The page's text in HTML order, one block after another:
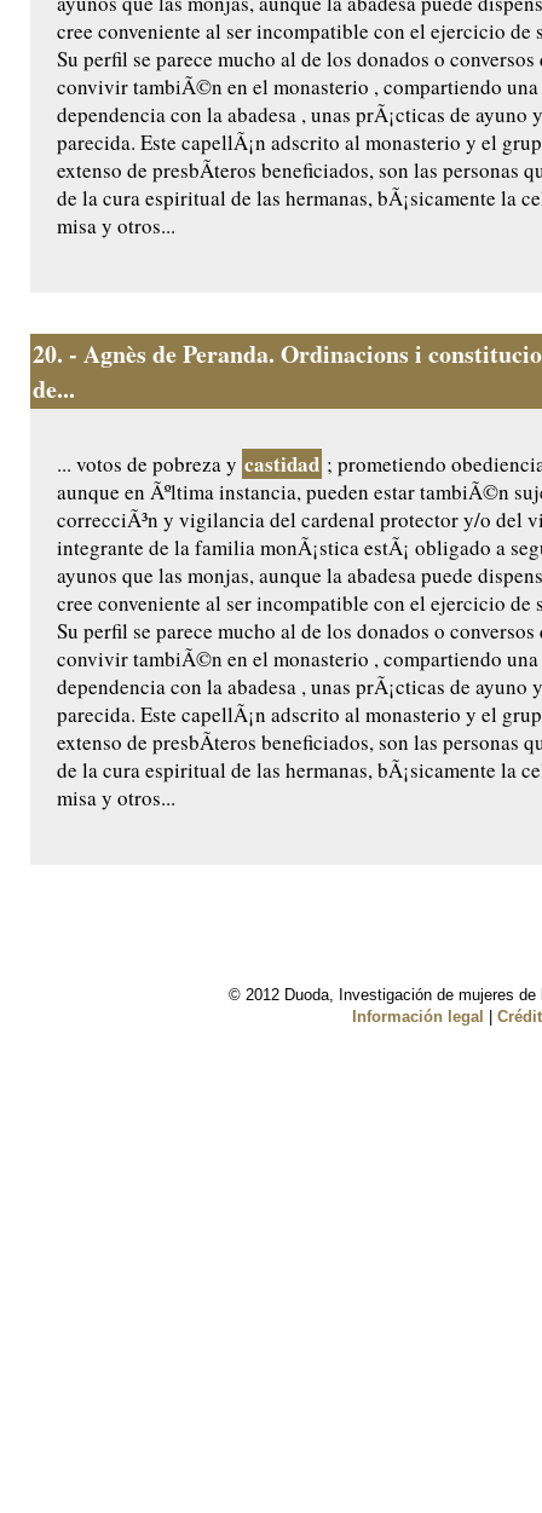
cree conveniente al ser incompatible con el ejercicio de
Su perfil se parece mucho al de los donados o conversos
convivir tambiÃ©n en el monasterio , compartiendo
dependencia con la abadesa , unas prÃ¡cticas de ayuno
parecida. Este capellÃ¡n adscrito al monasterio y el
extenso de presbÃ­teros beneficiados, son las personas
de la cura espiritual de las hermanas, bÃ¡sicamente la
misa y otros...
20. - Agnès de Peranda. Ordinacions i
de...
... votos de pobreza y castidad ; prometiendo
aunque en Ãºltima instancia, pueden estar tambiÃ©n
correcciÃ³n y vigilancia del cardenal protector y/o del
integrante de la familia monÃ¡stica estÃ¡ obligado a
ayunos que las monjas, aunque la abadesa puede
cree conveniente al ser incompatible con el ejercicio de
Su perfil se parece mucho al de los donados o conversos
convivir tambiÃ©n en el monasterio , compartiendo
dependencia con la abadesa , unas prÃ¡cticas de ayuno
parecida. Este capellÃ¡n adscrito al monasterio y el
extenso de presbÃ­teros beneficiados, son las personas
de la cura espiritual de las hermanas, bÃ¡sicamente la
misa y otros...
© 2012 Duoda, Investigación de mujeres
Información legal